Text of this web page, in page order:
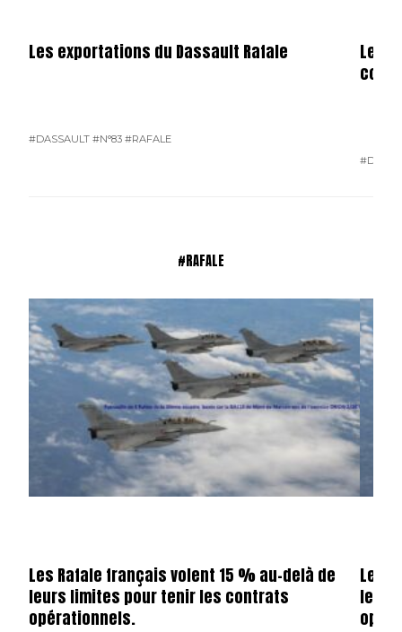
Les exportations du Dassault Rafale
#DASSAULT #N°83 #RAFALE
Les
#RAFALE
Les Rafale français volent 15 % au-delà de
leurs limites pour tenir les contrats
opérationnels.
Les